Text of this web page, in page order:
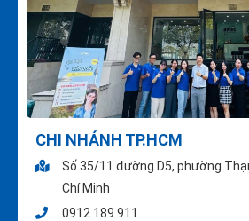
CHI NHÁNH TP.HCM
Số 35/11 đường D5, phường
Chí Minh
0912 189 911